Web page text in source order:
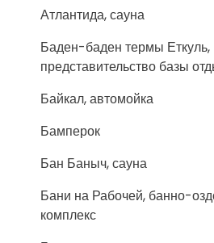
Атлантида, сауна
Баден-баден термы Еткуль,
представительство базы
Байкал, автомойка
Бамперок
Бан Баныч, сауна
Бани на Рабочей, банно-
комплекс